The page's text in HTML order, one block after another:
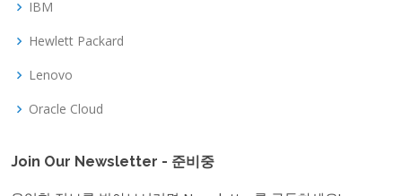
IBM
Hewlett Packard
Lenovo
Oracle Cloud
Join Our Newsletter - 준비중